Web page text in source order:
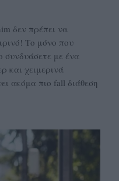
δεν πρέπει να
Το μόνο που
συνδυάσετε με ένα
και χειμερινά
ακόμα πιο fall διάθεση